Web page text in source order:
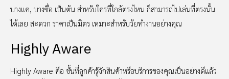
บางแค, บางซื่อ เป็นต้น สำหรับใครที่ใกล้ตรงไหน ก็สามารถไปเล่นที่ตรงนั้น
ได้เลย สะดวก ราคาเป็นมิตร เหมาะสำหรับวัยทำงานอย่างคุณ
Highly Aware
Highly Aware คือ ขั้นที่ลูกค้ารู้จักสินค้าหรือบริการของคุณเป็นอย่างดีแล้ว